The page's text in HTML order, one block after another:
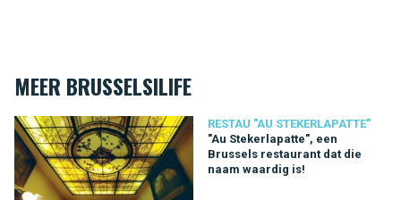
MEER BRUSSELSILIFE
RESTAU "AU STEKERLAPATTE"
"Au Stekerlapatte", een
Brussels restaurant dat die
naam waardig is!
"Au Stekerlapatte", een Brussels restaurant dat die naam